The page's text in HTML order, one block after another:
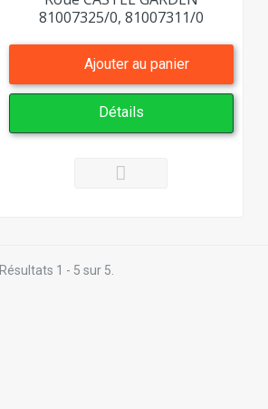
81007325/0, 81007311/0
Ajouter au panier
Détails
Résultats 1 - 5 sur 5.